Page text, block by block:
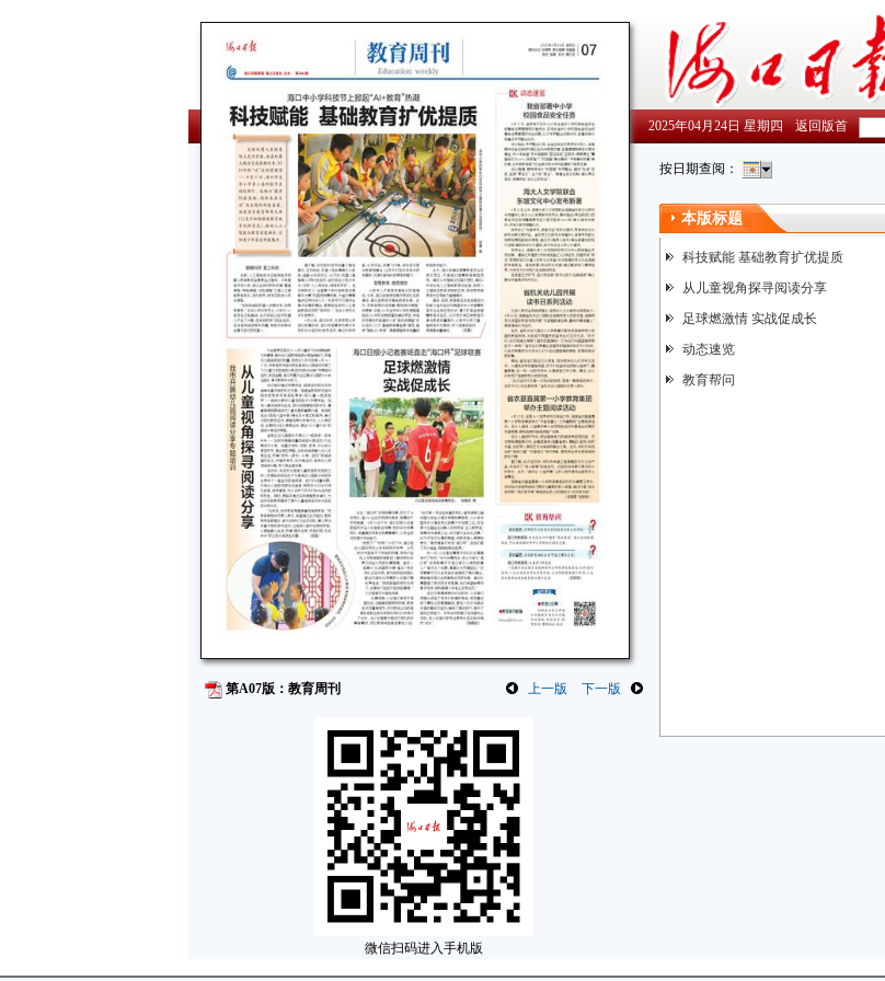
2025年04月24日 星期四 返回版首
第A07版：教育周刊 上一版 下一版
微信扫码进入手机版
按日期查阅：
本版标题
科技赋能 基础教育扩优提质
从儿童视角探寻阅读分享
足球燃激情 实战促成长
动态速览
教育帮问